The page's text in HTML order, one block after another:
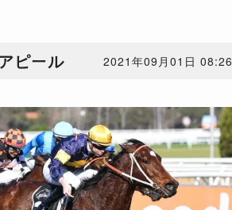
ピール 2021年09月01日 08:26